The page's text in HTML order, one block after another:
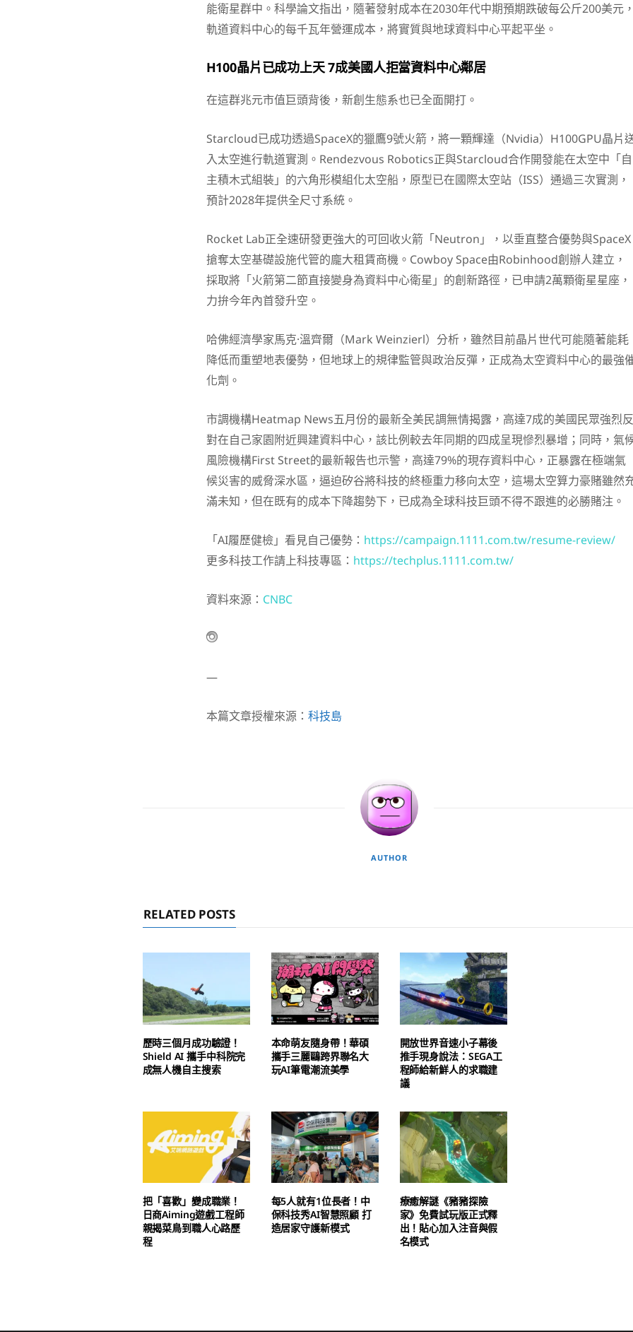
能衛星群中。科學論文指出，隨著發射成本在2030年代中期預期跌破每公斤200美元
軌道資料中心的每千瓦年營運成本，將實質與地球資料中心平起平坐。
H100晶片已成功上天 7成美國人拒當資料中心鄰居
在這群兆元市值巨頭背後，新創生態系也已全面開打。
Starcloud已成功透過SpaceX的獵鷹9號火箭，將一顆輝達（Nvidia）H100GPU晶片
入太空進行軌道實測。Rendezvous Robotics正與Starcloud合作開發能在太空中「自
主積木式組裝」的六角形模組化太空船，原型已在國際太空站（ISS）通過三次實測，
預計2028年提供全尺寸系統。
Rocket Lab正全速研發更強大的可回收火箭「Neutron」，以垂直整合優勢與SpaceX
搶奪太空基礎設施代管的龐大租賃商機。Cowboy Space由Robinhood創辦人建立，
採取將「火箭第二節直接變身為資料中心衛星」的創新路徑，已申請2萬顆衛星星座，
力拚今年內首發升空。
哈佛經濟學家馬克·溫齊爾（Mark Weinzierl）分析，雖然目前晶片世代可能隨著能耗
降低而重塑地表優勢，但地球上的規律監管與政治反彈，正成為太空資料中心的最強
化劑。
市調機構Heatmap News五月份的最新全美民調無情揭露，高達7成的美國民眾強烈反
對在自己家園附近興建資料中心，該比例較去年同期的四成呈現慘烈暴增；同時，氣
風險機構First Street的最新報告也示警，高達79%的現存資料中心，正暴露在極端氣
候災害的威脅深水區，逼迫矽谷將科技的終極重力移向太空，這場太空算力豪賭雖然
滿未知，但在既有的成本下降趨勢下，已成為全球科技巨頭不得不跟進的必勝賭注。
「AI履歷健檢」看見自己優勢： https://campaign.1111.com.tw/resume-review/
更多科技工作請上科技專區： https://techplus.1111.com.tw/
資料來源： CNBC
—
本篇文章授權來源： 科技島
AUTHOR
RELATED POSTS
歷時三個月成功驗證！
Shield AI 攜手中科院完
成無人機自主搜索
本命萌友隨身帶！華碩
攜手三麗鷗跨界聯名大
玩AI筆電潮流美學
開放世界音速小子幕後
推手現身說法：SEGA工
程師給新鮮人的求職建
議
把「喜歡」變成職業！
日商Aiming遊戲工程師
親揭菜鳥到職人心路歷
程
每5人就有1位長者！中
保科技秀AI智慧照顧 打
造居家守護新模式
療癒解謎《豬豬探險
家》免費試玩版正式釋
出！貼心加入注音與假
名模式